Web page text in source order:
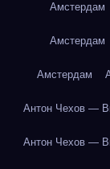
Амстердам
Амстердам
Амстердам
Антон Чехов —
Антон Чехов —